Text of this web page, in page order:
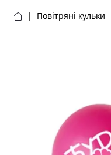
| Повітряні кульки